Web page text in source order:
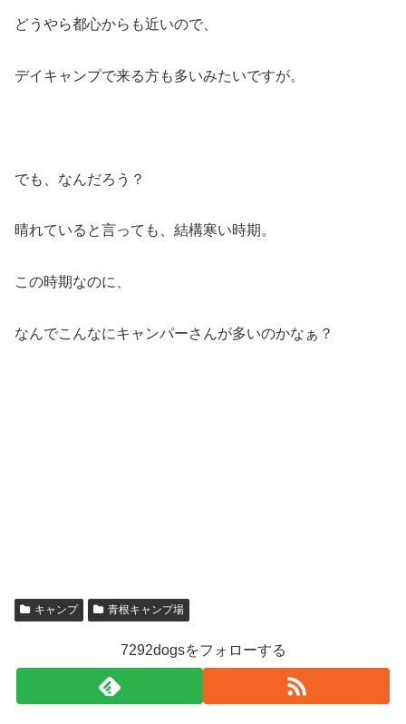
どうやら都心からも近いので、
デイキャンプで来る方も多いみたいですが。
でも、なんだろう？
晴れていると言っても、結構寒い時期。
この時期なのに、
なんでこんなにキャンパーさんが多いのかなぁ？
キャンプ 青根キャンプ場
7292dogsをフォローする